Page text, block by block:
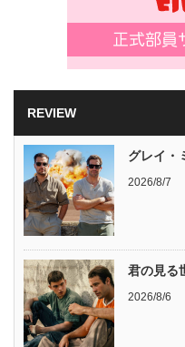
REVIEW
グレイ・
2026/8/7
君の見る
2026/8/6